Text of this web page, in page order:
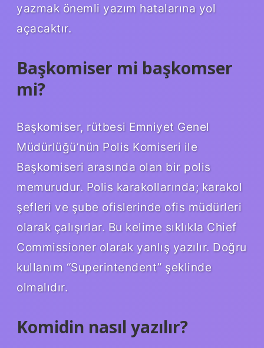
yazmak önemli yazım hatalarına yol
açacaktır.
Başkomiser mi başkomser
mi?
Başkomiser, rütbesi Emniyet Genel
Müdürlüğü’nün Polis Komiseri ile
Başkomiseri arasında olan bir polis
memurudur. Polis karakollarında; karakol
şefleri ve şube ofislerinde ofis müdürleri
olarak çalışırlar. Bu kelime sıklıkla Chief
Commissioner olarak yanlış yazılır. Doğru
kullanım “Superintendent” şeklinde
olmalıdır.
Komidin nasıl yazılır?